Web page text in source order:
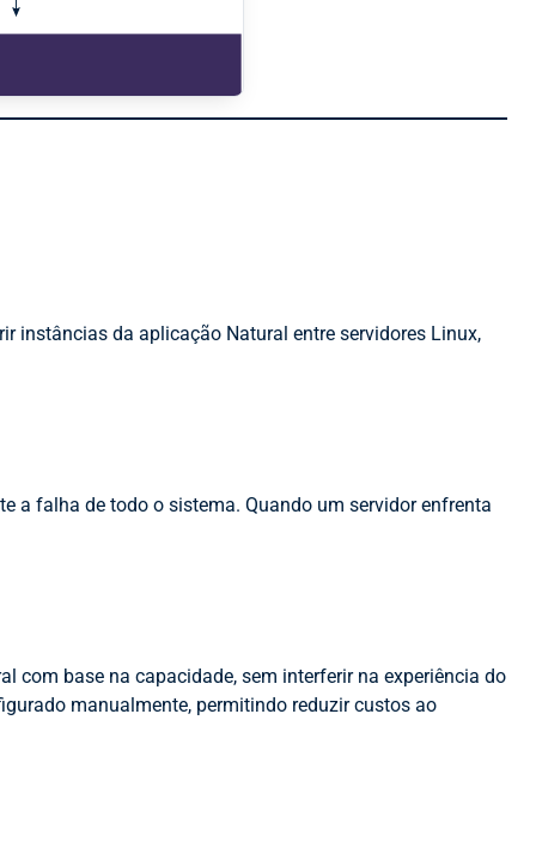
instâncias da aplicação Natural entre servidores Linux,
a falha de todo o sistema. Quando um servidor enfrenta
com base na capacidade, sem interferir na experiência do
manualmente, permitindo reduzir custos ao